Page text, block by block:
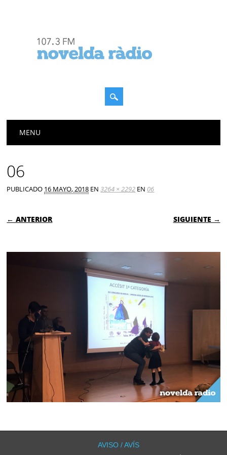
Menú principal
MENU
06
PUBLICADO 16 MAYO, 2018 EN3264 × 2292 EN 06
← ANTERIOR SIGUIENTE →
LOS COMENTARIOS Y TRACKBACKS ESTÁN CERRADOS.
AVISO / AVÍS